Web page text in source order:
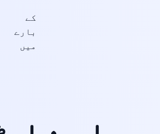
کے
بارے
میں